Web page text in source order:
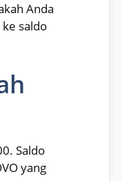
Anda
saldo
Saldo
yang